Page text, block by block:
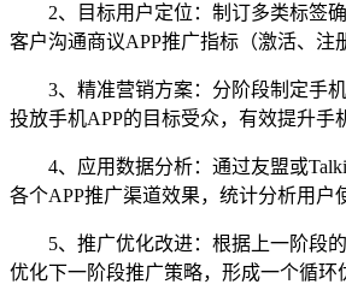
2、目标用户定位：制订多类标签
客户沟通商议APP推广指标（激活、注
3、精准营销方案：分阶段制定手
投放手机APP的目标受众，有效提升手
4、应用数据分析：通过友盟或
各个APP推广渠道效果，统计分析用户
5、推广优化改进：根据上一阶段
优化下一阶段推广策略，形成一个循环